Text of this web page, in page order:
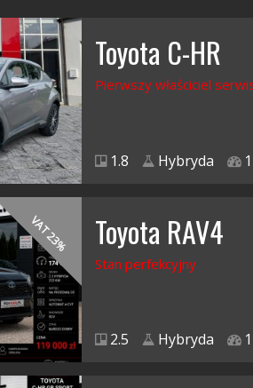
Toyota C-HR
Pierwszy właściciel
1.8 Hybryda
VAT 23% Toyota RAV4
Stan perfekcyjny
2.5 Hybryda